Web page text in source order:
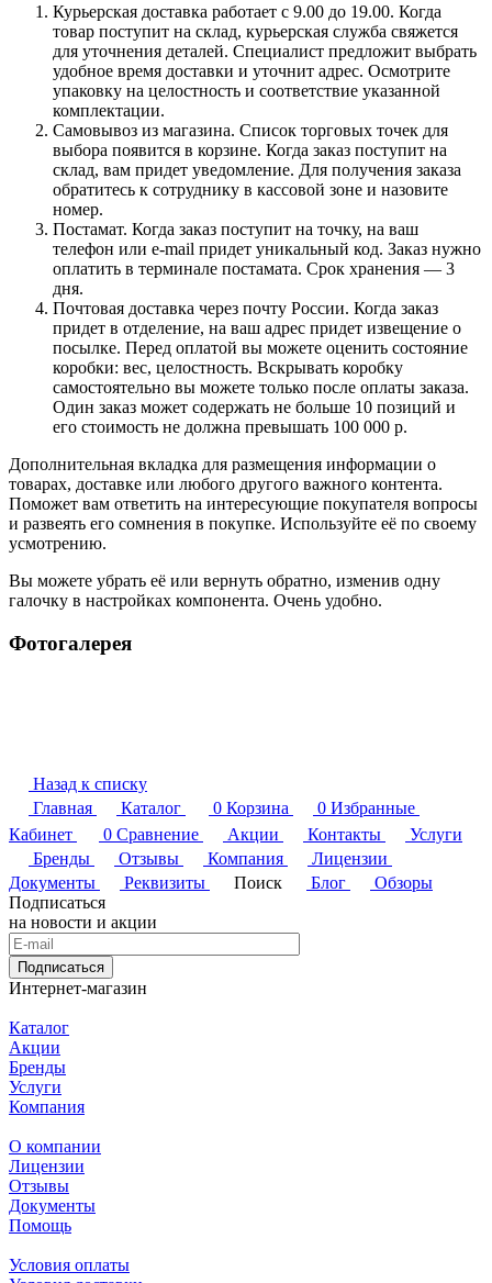
Курьерская доставка работает с 9.00 до 19.00. Когда
товар поступит на склад, курьерская служба свяжется
для уточнения деталей. Специалист предложит выбрать
удобное время доставки и уточнит адрес. Осмотрите
упаковку на целостность и соответствие указанной
комплектации.
Самовывоз из магазина. Список торговых точек для
выбора появится в корзине. Когда заказ поступит на
склад, вам придет уведомление. Для получения заказа
обратитесь к сотруднику в кассовой зоне и назовите
номер.
Постамат. Когда заказ поступит на точку, на ваш
телефон или e-mail придет уникальный код. Заказ нужно
оплатить в терминале постамата. Срок хранения — 3
дня.
Почтовая доставка через почту России. Когда заказ
придет в отделение, на ваш адрес придет извещение о
посылке. Перед оплатой вы можете оценить состояние
коробки: вес, целостность. Вскрывать коробку
самостоятельно вы можете только после оплаты заказа.
Один заказ может содержать не больше 10 позиций и
его стоимость не должна превышать 100 000 р.
Дополнительная вкладка для размещения информации о
товарах, доставке или любого другого важного контента.
Поможет вам ответить на интересующие покупателя вопросы
и развеять его сомнения в покупке. Используйте её по своему
усмотрению.
Вы можете убрать её или вернуть обратно, изменив одну
галочку в настройках компонента. Очень удобно.
Фотогалерея
Назад к списку
Главная
Каталог 0 Корзина 0 Избранные
Кабинет
0 Сравнение Акции Контакты
Услуги
Бренды
Отзывы Компания
Лицензии
Документы
Реквизиты Поиск Блог
Обзоры
Подписаться
на новости и акции
Подписаться
Интернет-магазин
Каталог
Акции
Бренды
Услуги
Компания
О компании
Лицензии
Отзывы
Документы
Помощь
Условия оплаты